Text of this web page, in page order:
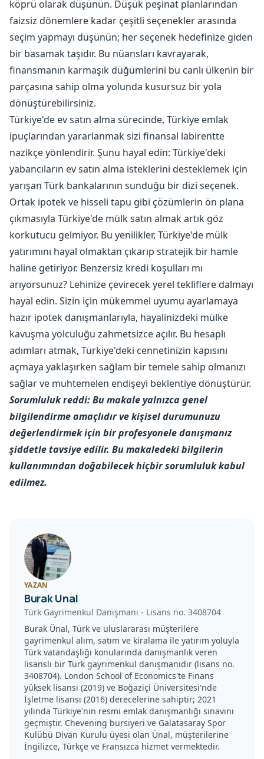
köprü olarak düşünün. Düşük peşinat planlarından
faizsiz dönemlere kadar çeşitli seçenekler arasında
seçim yapmayı düşünün; her seçenek hedefinize giden
bir basamak taşıdır. Bu nüansları kavrayarak,
finansmanın karmaşık düğümlerini bu canlı ülkenin bir
parçasına sahip olma yolunda kusursuz bir yola
dönüştürebilirsiniz.
Türkiye'de ev satın alma sürecinde, Türkiye emlak
ipuçlarından yararlanmak sizi finansal labirentte
nazikçe yönlendirir. Şunu hayal edin: Türkiye'deki
yabancıların ev satın alma isteklerini desteklemek için
yarışan Türk bankalarının sunduğu bir dizi seçenek.
Ortak ipotek ve hisseli tapu gibi çözümlerin ön plana
çıkmasıyla Türkiye'de mülk satın almak artık göz
korkutucu gelmiyor. Bu yenilikler, Türkiye'de mülk
yatırımını hayal olmaktan çıkarıp stratejik bir hamle
haline getiriyor. Benzersiz kredi koşulları mı
arıyorsunuz? Lehinize çevirecek yerel tekliflere dalmayı
hayal edin. Sizin için mükemmel uyumu ayarlamaya
hazır ipotek danışmanlarıyla, hayalinizdeki mülke
kavuşma yolculuğu zahmetsizce açılır. Bu hesaplı
adımları atmak, Türkiye'deki cennetinizin kapısını
açmaya yaklaşırken sağlam bir temele sahip olmanızı
sağlar ve muhtemelen endişeyi beklentiye dönüştürür.
Sorumluluk reddi: Bu makale yalnızca genel
bilgilendirme amaçlıdır ve kişisel durumunuzu
değerlendirmek için bir profesyonele danışmanız
şiddetle tavsiye edilir. Bu makaledeki bilgilerin
kullanımından doğabilecek hiçbir sorumluluk kabul
edilmez.
YAZAN
Burak Unal
Türk Gayrimenkul Danışmanı - Lisans no. 3408704
Burak Ünal, Türk ve uluslararası müşterilere
gayrimenkul alım, satım ve kiralama ile yatırım yoluyla
Türk vatandaşlığı konularında danışmanlık veren
lisanslı bir Türk gayrimenkul danışmanıdır (lisans no.
3408704). London School of Economics'te Finans
yüksek lisansı (2019) ve Boğaziçi Üniversitesi'nde
İşletme lisansı (2016) derecelerine sahiptir; 2021
yılında Türkiye'nin resmi emlak danışmanlığı sınavını
geçmiştir. Chevening bursiyeri ve Galatasaray Spor
Kulübü Divan Kurulu üyesi olan Ünal, müşterilerine
İngilizce, Türkçe ve Fransızca hizmet vermektedir.